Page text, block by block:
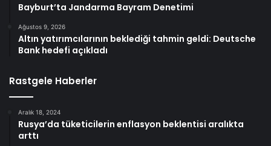
Bayburt’ta Jandarma Bayram Denetimi
Ağustos 9, 2026
Altın yatırımcılarının beklediği tahmin geldi: Deutsche
Bank hedefi açıkladı
Rastgele Haberler
Aralık 18, 2024
Rusya’da tüketicilerin enflasyon beklentisi aralıkta
arttı